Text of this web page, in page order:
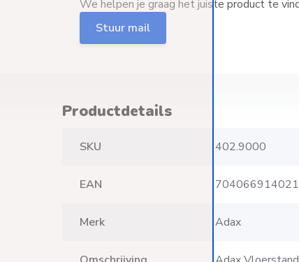
We helpen je graag het juiste product te
Stuur mail
Productdetails
SKU 402.9000
EAN
Merk Adax